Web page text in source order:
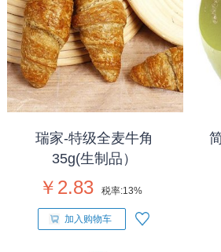
瑞家-特级全麦牛角
35g(生制品）
￥2.83 税率:13%
加入购物车